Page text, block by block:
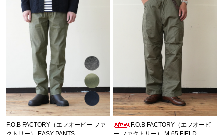
F.O.B FACTORY（エフオービー ファ
クトリー） EASY PANTS
F.O.B FACTORY（エフオービ
ー ファクトリー） M-65 FIELD